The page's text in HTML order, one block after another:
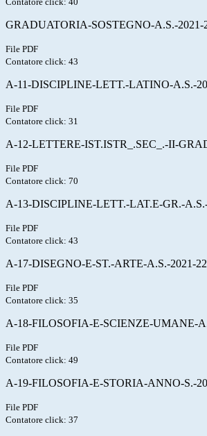
GRADUATORIA-SOSTEGNO-A.S.-2021-
File PDF
Contatore click: 43
A-11-DISCIPLINE-LETT.-LATINO-A.S.-
File PDF
Contatore click: 31
A-12-LETTERE-IST.ISTR_.SEC_.-II-
File PDF
Contatore click: 70
A-13-DISCIPLINE-LETT.-LAT.E-GR.-
File PDF
Contatore click: 43
A-17-DISEGNO-E-ST.-ARTE-A.S.-2021-
File PDF
Contatore click: 35
A-18-FILOSOFIA-E-SCIENZE-UMANE-
File PDF
Contatore click: 49
A-19-FILOSOFIA-E-STORIA-ANNO-S.-
File PDF
Contatore click: 37